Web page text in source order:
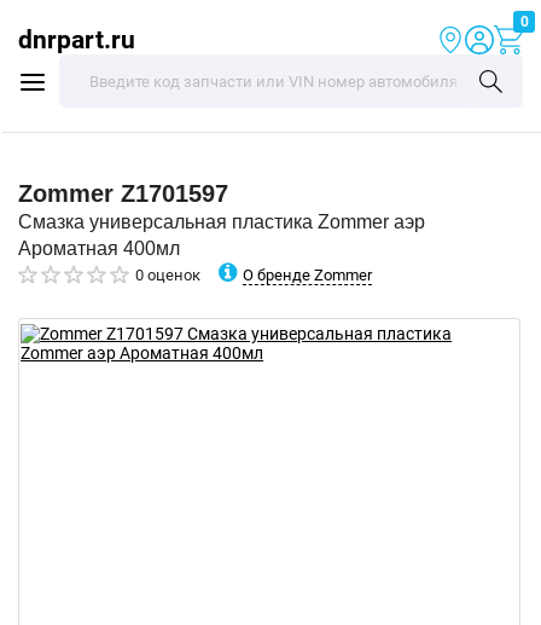
dnrpart.ru
0
Zommer Z1701597
Смазка универсальная пластика Zommer аэр
Ароматная 400мл
0 оценок О бренде Zommer